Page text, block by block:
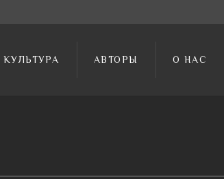
КУЛЬТУРА АВТОРЫ О НАС